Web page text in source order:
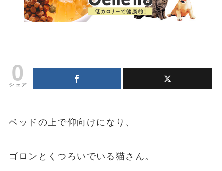
0
シェア
ベッドの上で仰向けになり、
ゴロンとくつろいでいる猫さん。